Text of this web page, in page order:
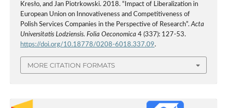
Kresło, and Jan Piotrkowski. 2018. “Impact of Liberalization in
European Union on Innovativeness and Competitiveness of
Polish Services Companies in the Perspective of Research”.Acta
Universitatis Lodziensis. Folia Oeconomica 4 (337): 127-53.
https://doi.org/10.18778/0208-6018.337.09.
MORE CITATION FORMATS